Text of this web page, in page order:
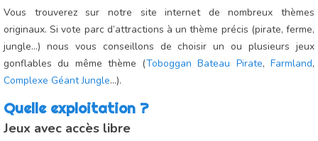
Vous trouverez sur notre site internet de nombreux thèmes
originaux. Si vote parc d’attractions à un thème précis (pirate, ferme,
jungle…) nous vous conseillons de choisir un ou plusieurs jeux
gonflables du même thème (Toboggan Bateau Pirate,Farmland,
Complexe Géant Jungle...).
Quelle exploitation ?
Jeux avec accès libre